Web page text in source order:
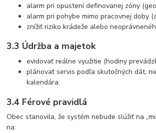
alarm pri opustení definovanej zóny
alarm pri pohybe mimo pracovnej doby
znížiť riziko krádeže alebo
3.3 Údržba a majetok
evidovať reálne využitie (hodiny
plánovať servis podľa skutočných dát,
kalendára.
3.4 Férové pravidlá
Obec stanovila, že systém nebude slúžiť na
na: